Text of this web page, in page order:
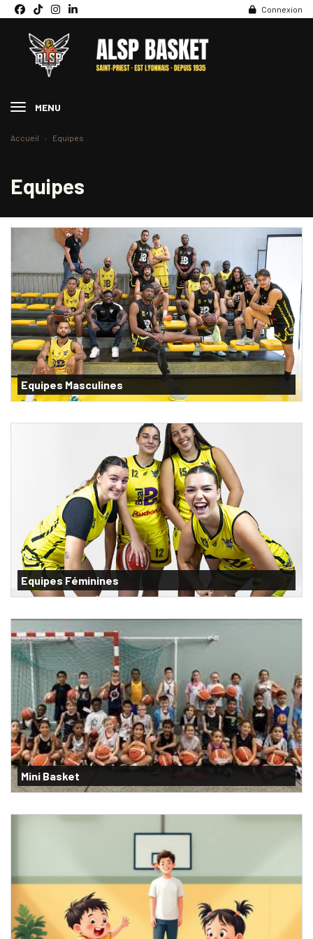
Connexion
MENU
Accueil Equipes
Equipes
Equipes Masculines
Equipes Féminines
Mini Basket
Panneau de gestion des cookies